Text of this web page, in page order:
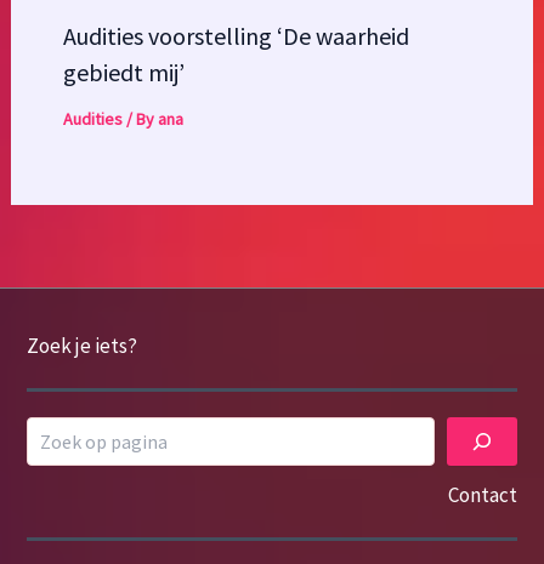
Audities voorstelling ‘De waarheid
gebiedt mij’
Audities/ Byana
Zoek je iets?
Search
Contact